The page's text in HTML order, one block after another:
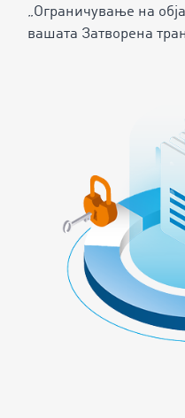
„Ограничување на
вашата Затворена